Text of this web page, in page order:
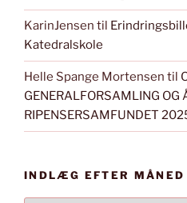
KarinJensen til
Katedralskole
Helle Spange Mortensen til
GENERALFORSAMLING OG
RIPENSERSAMFUNDET
INDLÆG EFTER MÅNED